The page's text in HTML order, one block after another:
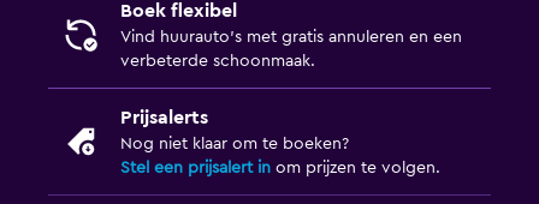
Boek flexibel
Vind huurauto's met gratis annuleren en een
verbeterde schoonmaak.
Prijsalerts
Nog niet klaar om te boeken?
Stel een prijsalert in om prijzen te volgen.